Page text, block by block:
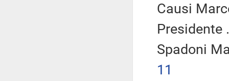
Causi
Presidente
Spadoni
11